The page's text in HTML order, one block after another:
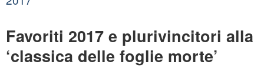
Favoriti 2017 e plurivincitori alla
‘classica delle foglie morte’